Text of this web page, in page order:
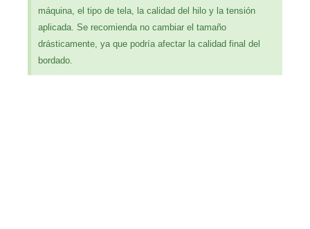
máquina, el tipo de tela, la calidad del hilo y la tensión
aplicada. Se recomienda no cambiar el tamaño
drásticamente, ya que podría afectar la calidad final del
bordado.